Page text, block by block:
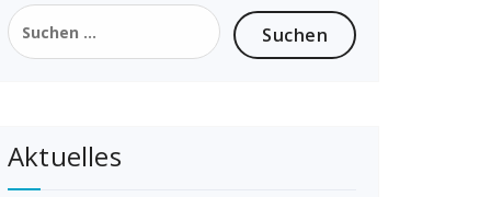
Suchen
nach:
Aktuelles